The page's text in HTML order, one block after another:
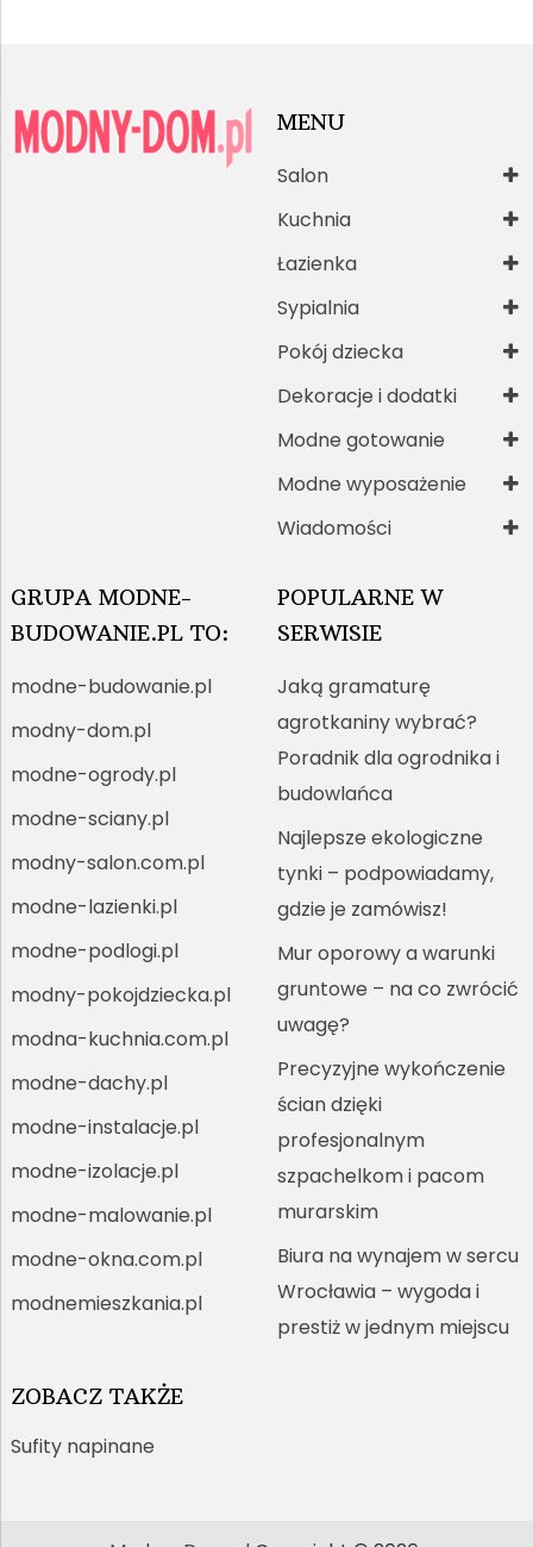
MENU
Salon
Kuchnia
Łazienka
Sypialnia
Pokój dziecka
Dekoracje i dodatki
Modne gotowanie
Modne wyposażenie
Wiadomości
GRUPA MODNE-
BUDOWANIE.PL TO:
modne-budowanie.pl
modny-dom.pl
modne-ogrody.pl
modne-sciany.pl
modny-salon.com.pl
modne-lazienki.pl
modne-podlogi.pl
modny-pokojdziecka.pl
modna-kuchnia.com.pl
modne-dachy.pl
modne-instalacje.pl
modne-izolacje.pl
modne-malowanie.pl
modne-okna.com.pl
modnemieszkania.pl
POPULARNE W
SERWISIE
Jaką gramaturę
agrotkaniny wybrać?
Poradnik dla ogrodnika i
budowlańca
Najlepsze ekologiczne
tynki – podpowiadamy,
gdzie je zamówisz!
Mur oporowy a warunki
gruntowe – na co zwrócić
uwagę?
Precyzyjne wykończenie
ścian dzięki
profesjonalnym
szpachelkom i pacom
murarskim
Biura na wynajem w sercu
Wrocławia – wygoda i
prestiż w jednym miejscu
ZOBACZ TAKŻE
Sufity napinane